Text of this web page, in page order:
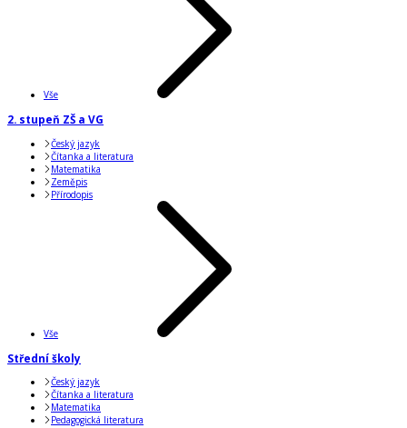
Vše
2. stupeň ZŠ a VG
Český jazyk
Čítanka a literatura
Matematika
Zeměpis
Přírodopis
Vše
Střední školy
Český jazyk
Čítanka a literatura
Matematika
Pedagogická literatura